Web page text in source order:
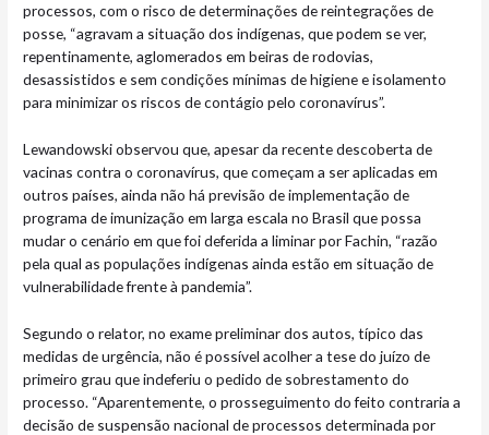
processos, com o risco de determinações de reintegrações de
posse, “agravam a situação dos indígenas, que podem se ver,
repentinamente, aglomerados em beiras de rodovias,
desassistidos e sem condições mínimas de higiene e isolamento
para minimizar os riscos de contágio pelo coronavírus”.
Lewandowski observou que, apesar da recente descoberta de
vacinas contra o coronavírus, que começam a ser aplicadas em
outros países, ainda não há previsão de implementação de
programa de imunização em larga escala no Brasil que possa
mudar o cenário em que foi deferida a liminar por Fachin, “razão
pela qual as populações indígenas ainda estão em situação de
vulnerabilidade frente à pandemia”.
Segundo o relator, no exame preliminar dos autos, típico das
medidas de urgência, não é possível acolher a tese do juízo de
primeiro grau que indeferiu o pedido de sobrestamento do
processo. “Aparentemente, o prosseguimento do feito contraria a
decisão de suspensão nacional de processos determinada por